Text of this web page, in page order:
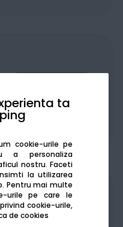
ta
cookie-urile pe
a personaliza
nostru. Faceti
la utilizarea
Pentru mai multe
urile pe care le
cookie-urile,
de cookies
pe platforma de
SICAP